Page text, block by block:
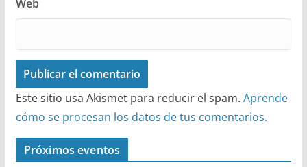
Web
Este sitio usa Akismet para reducir el spam. Aprende
cómo se procesan los datos de tus comentarios.
Próximos eventos